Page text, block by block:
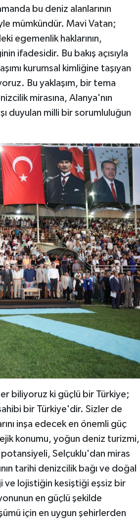
bu deniz alanlarının
mümkündür. Mavi Vatan;
egemenlik haklarının,
ifadesidir. Bu bakış açısıyla
kurumsal kimliğine taşıyan
Bu yaklaşım, bir tema
mirasına, Alanya'nın
duyulan milli bir sorumluluğun
biliyoruz ki güçlü bir Türkiye;
bir Türkiye'dir. Sizler de
inşa edecek en önemli güç
konumu, yoğun deniz turizmi,
Selçuklu'dan miras
tarihi denizcilik bağı ve doğal
ve lojistiğin kesiştiği eşsiz bir
en güçlü şekilde
için en uygun şehirlerden